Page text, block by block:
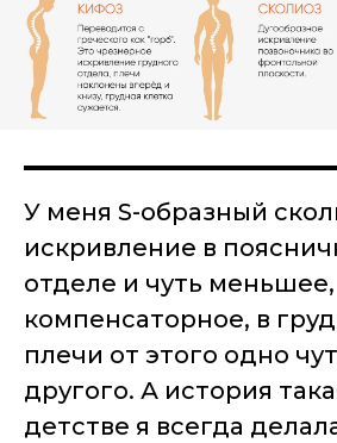
У меня S-образный
искривление в
отделе и чуть меньшее,
компенсаторное, в
плечи от этого одно
другого. А история
детстве я всегда